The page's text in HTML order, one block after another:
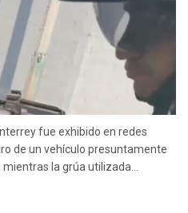
fue exhibido en redes
de un vehículo presuntamente
la grúa utilizada...